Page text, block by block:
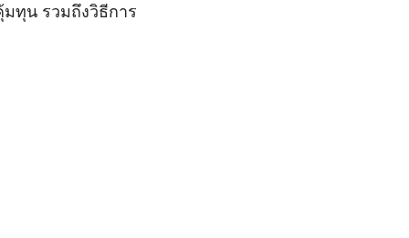
ทุน รวมถึงวิธีการ